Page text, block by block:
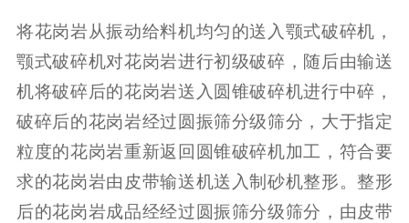
将花岗岩从振动给料机均匀的送入颚式破碎机，
颚式破碎机对花岗岩进行初级破碎，随后由输送
机将破碎后的花岗岩送入圆锥破碎机进行中碎，
破碎后的花岗岩经过圆振筛分级筛分，大于指定
粒度的花岗岩重新返回圆锥破碎机加工，符合要
求的花岗岩由皮带输送机送入制砂机整形。整形
后的花岗岩成品经经过圆振筛分级筛分，由皮带